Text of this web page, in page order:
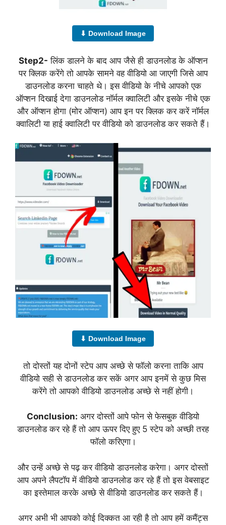
⬇ Download Image
Step2- लिंक डालने के बाद आप जैसे ही डाउनलोड के ऑप्शन
पर क्लिक करेंगे तो आपके सामने वह वीडियो आ जाएगी जिसे आप
डाउनलोड करना चाहते थे। इस वीडियो के नीचे आपको एक
ऑप्शन दिखाई देगा डाउनलोड नॉर्मल क्वालिटी और इसके नीचे एक
और ऑप्शन होगा (मोर ऑप्शन) आप इन पर क्लिक कर करें नॉर्मल
क्वालिटी या हाई क्वालिटी पर वीडियो को डाउनलोड कर सकते हैं।
⬇ Download Image
तो दोस्तों यह दोनों स्टेप आप अच्छे से फॉलो करना ताकि आप
वीडियो सही से डाउनलोड कर सकें अगर आप इनमें से कुछ मिस
करेंगे तो आपको वीडियो डाउनलोड अच्छे से नहीं होगी।
Conclusion: अगर दोस्तों आपे फोन से फेसबुक वीडियो
डाउनलोड कर रहे हैं तो आप ऊपर दिए हुए 5 स्टेप को अच्छी तरह
फॉलो करिएगा।
और उन्हें अच्छे से पढ़ कर वीडियो डाउनलोड करेगा। अगर दोस्तों
आप अपने लैपटॉप में वीडियो डाउनलोड कर रहे हैं तो इस वेबसाइट
का इस्तेमाल करके अच्छे से वीडियो डाउनलोड कर सकते हैं।
अगर अभी भी आपको कोई दिक्कत आ रही है तो आप हमें कमैंट्स